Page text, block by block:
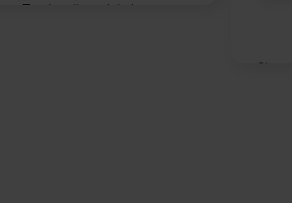
Twoja miła opinia i